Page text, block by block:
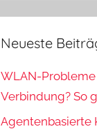
Neueste
WLAN-
Verbindung? So
Agentenbasierte